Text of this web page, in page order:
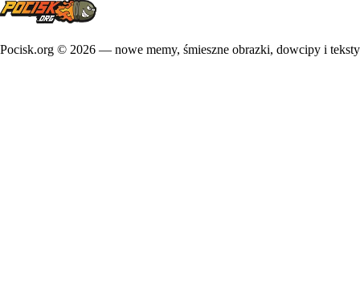
Pocisk.org © 2026 — nowe memy, śmieszne obrazki, dowcipy i teksty